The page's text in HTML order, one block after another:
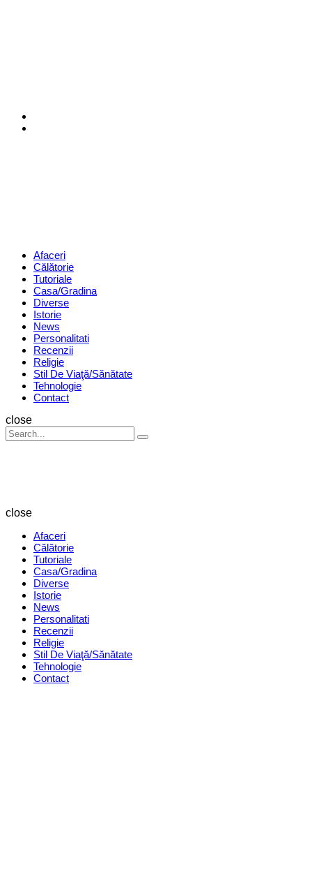
Menu Afaceri
Călătorie
Tutoriale
Casa/Gradina
Diverse
Istorie
News
Personalitati
Recenzii
Religie
Stil De Viaţă/Sănătate
Tehnologie
Contact
Search
close
Search
for:
Search
close
Afaceri
Călătorie
Tutoriale
Casa/Gradina
Diverse
Istorie
News
Personalitati
Recenzii
Religie
Stil De Viaţă/Sănătate
Tehnologie
Contact